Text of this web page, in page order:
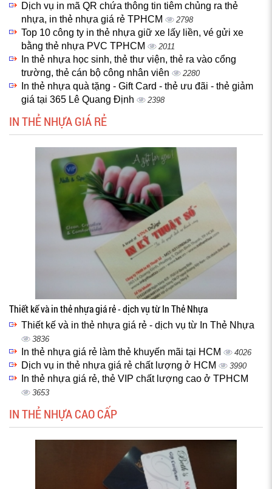
Dịch vụ in mã QR chứa thông tin tiêm chủng ra thẻ
nhựa, in thẻ nhựa giá rẻ TPHCM
2798
Top 10 công ty in thẻ nhựa giữ xe lấy liền, vé gửi xe
bằng thẻ nhựa PVC TPHCM
2011
In thẻ nhựa học sinh, thẻ thư viện, thẻ ra vào cổng
trường, thẻ cán bộ công nhân viên
2280
In thẻ nhựa quà tặng - Gift Card - thẻ ưu đãi - thẻ giảm
giá tại 365 Lê Quang Định
2398
IN THẺ NHỰA GIÁ RẺ
Thiết kế và in thẻ nhựa giá rẻ - dịch vụ từ In Thẻ Nhựa
Thiết kế và in thẻ nhựa giá rẻ - dịch vụ từ In Thẻ Nhựa
3836
In thẻ nhựa giá rẻ làm thẻ khuyến mãi tại HCM 4026
Dịch vụ in thẻ nhựa giá rẻ chất lượng ở HCM 3990
In thẻ nhựa giá rẻ, thẻ VIP chất lượng cao ở TPHCM
3653
IN THẺ NHỰA CAO CẤP